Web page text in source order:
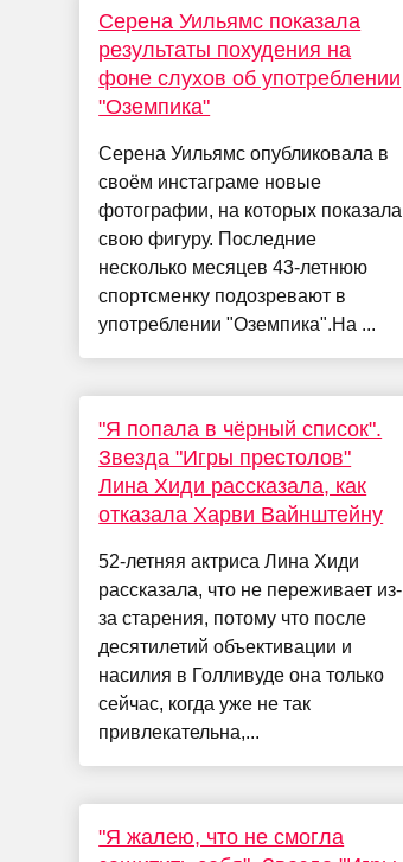
Серена Уильямс показала
результаты похудения на
фоне слухов об употреблении
"Оземпика"
Серена Уильямс опубликовала в
своём инстаграме новые
фотографии, на которых показала
свою фигуру. Последние
несколько месяцев 43-летнюю
спортсменку подозревают в
употреблении "Оземпика".На ...
"Я попала в чёрный список".
Звезда "Игры престолов"
Лина Хиди рассказала, как
отказала Харви Вайнштейну
52-летняя актриса Лина Хиди
рассказала, что не переживает из-
за старения, потому что после
десятилетий объективации и
насилия в Голливуде она только
сейчас, когда уже не так
привлекательна,...
"Я жалею, что не смогла